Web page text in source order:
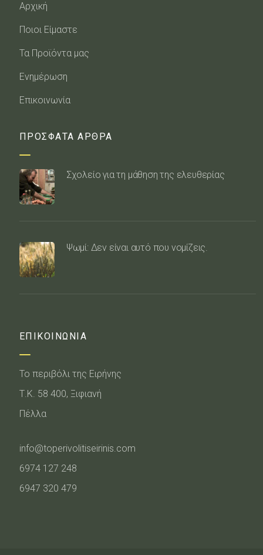
Αρχική
Ποιοι Είμαστε
Τα Προϊόντα μας
Ενημέρωση
Επικοινωνία
ΠΡΟΣΦΑΤΑ ΑΡΘΡΑ
Σχολείο για τη μάθηση της ελευθερίας
Ψωμί: Δεν είναι αυτό που νομίζεις.
ΕΠΙΚΟΙΝΩΝΙΑ
Το περιβόλι της Ειρήνης
Τ.Κ. 58 400, Ξιφιανή
Πέλλα
info@toperivolitiseirinis.com
6974 127 248
6947 320 479